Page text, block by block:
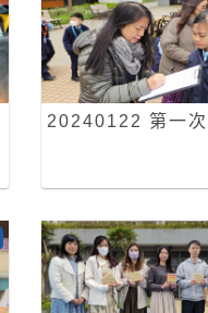
20240122 第一次